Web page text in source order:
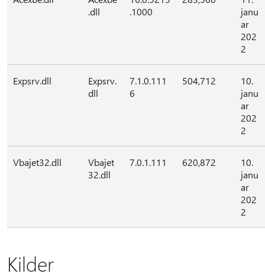
.dll
.1000
janu
ar
202
2
Expsrv.dll
Expsrv.
dll
7.1.0.111
6
504,712
10.
janu
ar
202
2
Vbajet32.dll
Vbajet
32.dll
7.0.1.111 620,872
10.
janu
ar
202
2
Kilder